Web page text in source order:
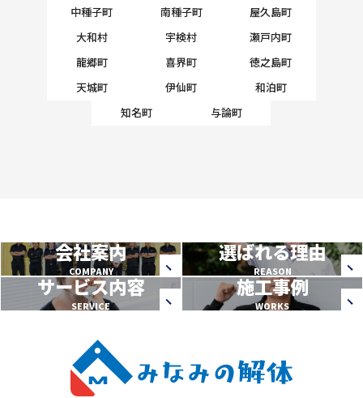
中種子町
南種子町
屋久島町
大和村
宇検村
瀬戸内町
龍郷町
喜界町
徳之島町
天城町
伊仙町
和泊町
知名町
与論町
会社案内
COMPANY
選ばれる理由
REASON
サービス内容
SERVICE
施工事例
WORKS